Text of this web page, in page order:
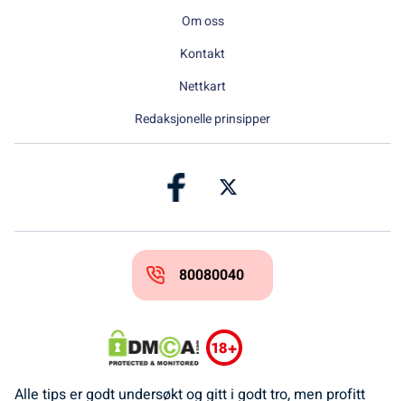
Om oss
Kontakt
Nettkart
Redaksjonelle prinsipper
80080040
Alle tips er godt undersøkt og gitt i godt tro, men profitt